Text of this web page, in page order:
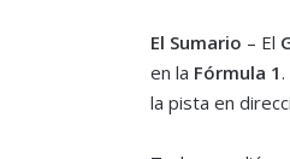
El Sumario – El
en la Fórmula 1 .
la pista en